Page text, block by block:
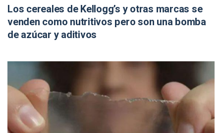
Los cereales de Kellogg’s y otras marcas se
venden como nutritivos pero son una bomba
de azúcar y aditivos